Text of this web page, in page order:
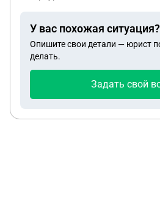
У вас похожая ситуация?
Опишите свои детали — юрист
делать.
Задать свой